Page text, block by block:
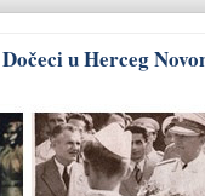
u Herceg